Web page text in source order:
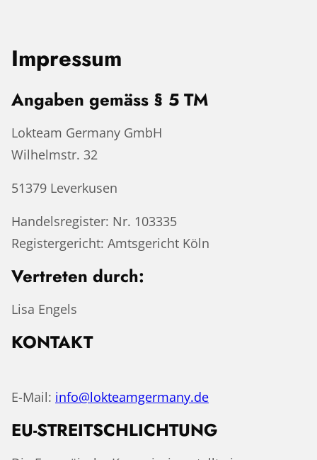
Impressum
Angaben gemäss § 5 TM
Lokteam Germany GmbH
Wilhelmstr. 32
51379 Leverkusen
Handelsregister: Nr. 103335
Registergericht: Amtsgericht Köln
Vertreten durch:
Lisa Engels
KONTAKT
E-Mail: info@lokteamgermany.de
EU-STREITSCHLICHTUNG